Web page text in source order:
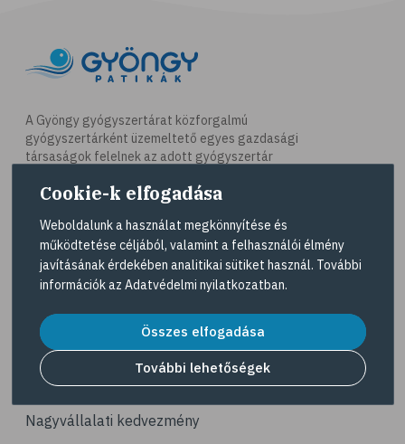
# reformköret
# GI index
# magnézium
# B-vitamin
# E-vitamin
# élelmi rostok
# gluténérzékenység
# vas
# gluténmentes
# quinoa
# szelén
# kuszkusz
# hajdina
A Gyöngy gyógyszertárat közforgalmú
gyógyszertárként üzemeltető egyes gazdasági
társaságok felelnek az adott gyógyszertár
elérhetőségeit a Gyógyszertár kereső
Navigáció
Akciós termékek
Dermokozmetikumok
Gyöngy Patika Magazin
Patika kereső
Nagyvállalati kedvezmény
Cookie-k elfogadása
Weboldalunk a használat megkönnyítése és
működtetése céljából, valamint a felhasználói élmény
javításának érdekében analitikai sütiket használ. További
információk az Adatvédelmi nyilatkozatban.
Összes elfogadása
További lehetőségek